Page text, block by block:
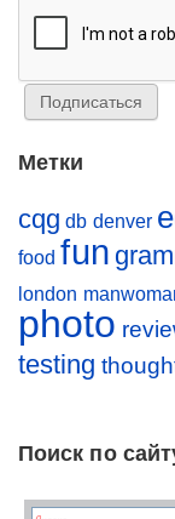
Метки
cqg db denver
food fun
london
photo
testing
Поиск по